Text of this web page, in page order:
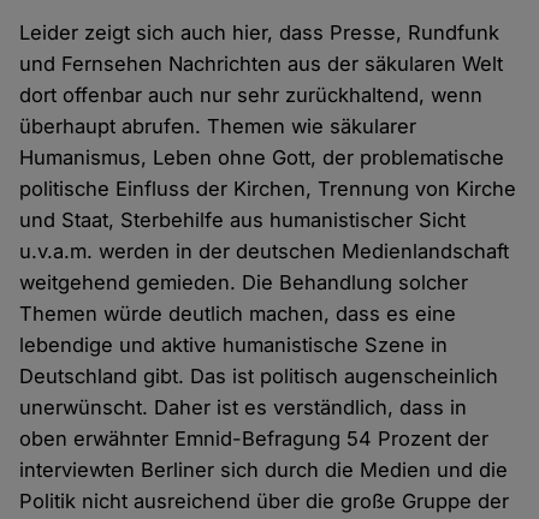
Leider zeigt sich auch hier, dass Presse, Rundfunk
und Fernsehen Nachrichten aus der säkularen Welt
dort offenbar auch nur sehr zurückhaltend, wenn
überhaupt abrufen. Themen wie säkularer
Humanismus, Leben ohne Gott, der problematische
politische Einfluss der Kirchen, Trennung von Kirche
und Staat, Sterbehilfe aus humanistischer Sicht
u.v.a.m. werden in der deutschen Medienlandschaft
weitgehend gemieden. Die Behandlung solcher
Themen würde deutlich machen, dass es eine
lebendige und aktive humanistische Szene in
Deutschland gibt. Das ist politisch augenscheinlich
unerwünscht. Daher ist es verständlich, dass in
oben erwähnter Emnid-Befragung 54 Prozent der
interviewten Berliner sich durch die Medien und die
Politik nicht ausreichend über die große Gruppe der